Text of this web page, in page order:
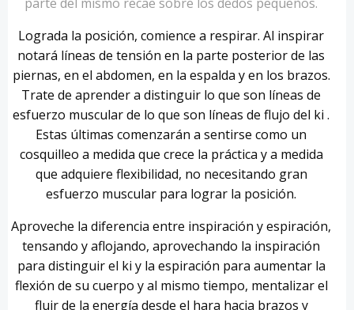
Lograda la posición, comience a respirar. Al inspirar
notará líneas de tensión en la parte posterior de las
piernas, en el abdomen, en la espalda y en los brazos.
Trate de aprender a distinguir lo que son líneas de
esfuerzo muscular de lo que son líneas de flujo del ki .
Estas últimas comenzarán a sentirse como un
cosquilleo a medida que crece la práctica y a medida
que adquiere flexibilidad, no necesitando gran
esfuerzo muscular para lograr la posición.
Aproveche la diferencia entre inspiración y espiración,
tensando y aflojando, aprovechando la inspiración
para distinguir el ki y la espiración para aumentar la
flexión de su cuerpo y al mismo tiempo, mentalizar el
fluir de la energía desde el hara hacia brazos y